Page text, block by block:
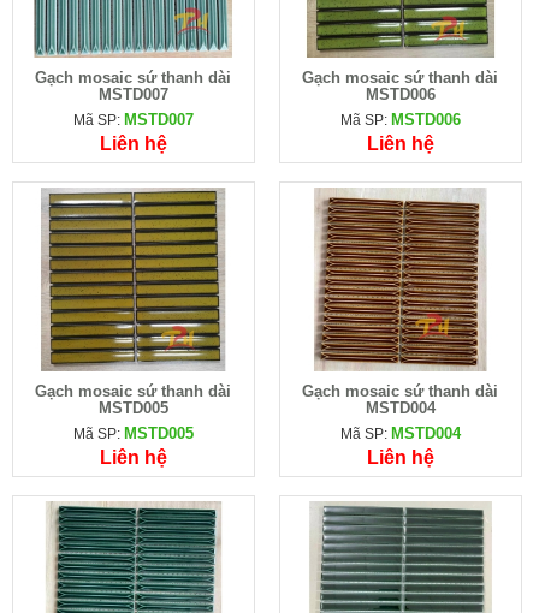
Gạch mosaic sứ thanh dài
MSTD007
Mã SP: MSTD007
Liên hệ
Gạch mosaic sứ thanh dài
MSTD006
Mã SP: MSTD006
Liên hệ
Gạch mosaic sứ thanh dài
MSTD005
Mã SP: MSTD005
Liên hệ
Gạch mosaic sứ thanh dài
MSTD004
Mã SP: MSTD004
Liên hệ